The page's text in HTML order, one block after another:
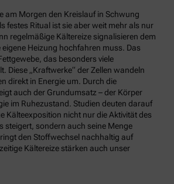
am Morgen den Kreislauf in Schwung
festes Ritual ist sie aber weit mehr als nur
regelmäßige Kältereize signalisieren dem
eigene Heizung hochfahren muss. Das
das besonders viele
Diese „Kraftwerke“ der Zellen wandeln
direkt in Energie um. Durch die
auch der Grundumsatz – der Körper
im Ruhezustand. Studien deuten darauf
Kälteexposition nicht nur die Aktivität des
steigert, sondern auch seine Menge
den Stoffwechsel nachhaltig auf
Kältereize stärken auch unser